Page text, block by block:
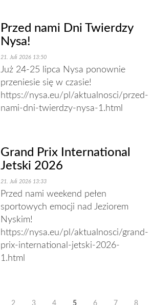
Przed nami Dni Twierdzy
Nysa!
21. Juli 2026 13:50
Już 24-25 lipca Nysa ponownie
przeniesie się w czasie!
https://nysa.eu/pl/aktualnosci/przed-
nami-dni-twierdzy-nysa-1.html
Grand Prix International
Jetski 2026
21. Juli 2026 13:33
Przed nami weekend pełen
sportowych emocji nad Jeziorem
Nyskim!
https://nysa.eu/pl/aktualnosci/grand-
prix-international-jetski-2026-
1.html
2 3 4 5 6 7 8